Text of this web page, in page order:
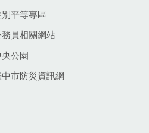
別平等專區
務員相關網站
公園
中市防災資訊網